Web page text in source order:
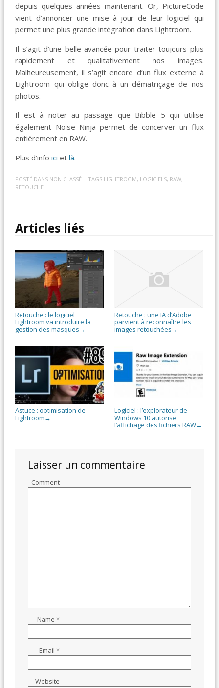
depuis quelques années maintenant. Or, PictureCode
vient d’annoncer une mise à jour de leur logiciel qui
permet une plus grande intégration dans Lightroom.
Il s’agit d’une belle avancée pour traiter toujours plus
rapidement et qualitativement nos images.
Malheureusement, il s’agit encore d’un flux externe à
Lightroom qui oblige donc à un dématriçage de nos
photos.
Il est à noter au passage que Bibble 5 qui utilise
également Noise Ninja permet de concerver un flux
entièrement en RAW.
Plus d’infoici etlà.
POSTÉ DANS NON CLASSÉ | TAGS LIGHTROOM, LOGICIELS, RAW,
RETOUCHE
Articles liés
Retouche : le logiciel
Lightroom va introduire la
gestion des masques →
Retouche : une IA d’Adobe
parvient à reconnaître les
images retouchées →
Astuce : optimisation de
Lightroom →
Logiciel : l’explorateur de
Windows 10 autorise
l’affichage des fichiers RAW→
Laisser un commentaire
Comment
Name*
Email*
Website